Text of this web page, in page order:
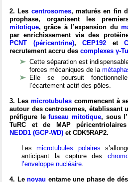
2. Les centrosomes, maturés en fin
prophase, organisent les
mitotique, grâce à l’expansion du
par enrichissement via des
PCNT (péricentrine),CEP192 et
recrutement accru des complexes γ-
Cette séparation est
forces mécaniques de la
Elle se poursuit
l’écartement actif des pôles.
3. Les microtubulescommencent à
autour des centrosomes, établissant
préfigure lefuseau mitotique, sous
TuRC et de MAP
NEDD1 (GCP-WD) et CDK5RAP2.
Lesmicrotubules polaires
anticipant la capture des
l’enveloppe nucléaire.
4. Lenoyau entame une phase de